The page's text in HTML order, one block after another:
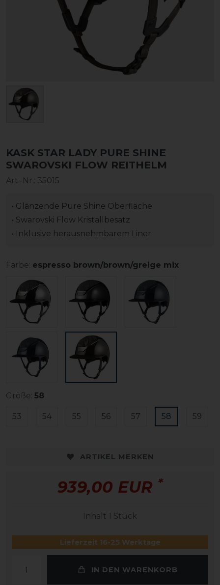
KASK STAR LADY PURE SHINE
SWAROVSKI FLOW REITHELM
Art.-Nr.: 35015
• Glänzende Pure Shine Oberfläche
• Swarovski Flow Kristallbesatz
• Inklusive herausnehmbarem Liner
Farbe: espresso brown/brown/greige mix
Größe: 58
53 54 55 56 57 58 59
ARTIKEL MERKEN
939,00 EUR *
Inhalt 1 Stück
Lieferzeit 16-25 Werktage
IN DEN WARENKORB